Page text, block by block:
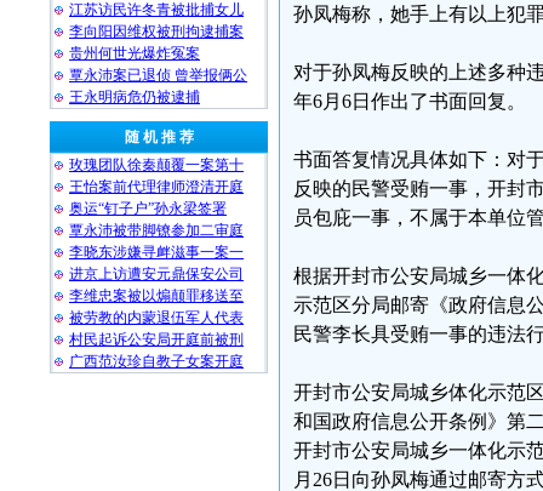
江苏访民许冬青被批捕女儿
李向阳因维权被刑拘逮捕案
贵州何世光爆炸冤案
覃永沛案已退侦 曾举报俩公
王永明病危仍被逮捕
随 机 推 荐
玫瑰团队徐秦颠覆一案第十
王怡案前代理律师澄清开庭
奥运“钉子户”孙永梁签署
覃永沛被带脚镣参加二审庭
李晓东涉嫌寻衅滋事一案一
进京上访遭安元鼎保安公司
李维忠案被以煽颠罪移送至
被劳教的内蒙退伍军人代表
村民起诉公安局开庭前被刑
广西范汝珍自教子女案开庭
孙凤梅称，她手上有以上犯
对于孙凤梅反映的上述多种
年6月6日作出了书面回复。
书面答复情况具体如下：对
反映的民警受贿一事，开封
员包庇一事，不属于本单位
根据开封市公安局城乡一体
示范区分局邮寄《政府信息
民警李长具受贿一事的违法
开封市公安局城乡体化示范
和国政府信息公开条例》第
开封市公安局城乡一体化示
月26日向孙凤梅通过邮寄方